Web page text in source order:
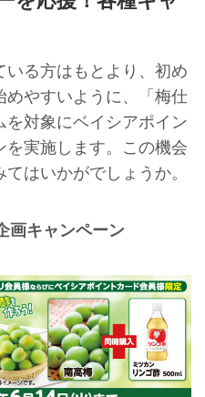
る方はもとより、初め
めやすいように、「梅仕
対象にベイシアポイン
を実施します。この機会
はいかがでしょうか。
画キャンペーン